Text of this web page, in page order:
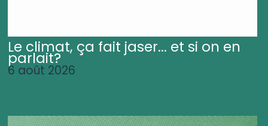
Le climat, ça fait jaser... et si on en
parlait?
6 août 2026